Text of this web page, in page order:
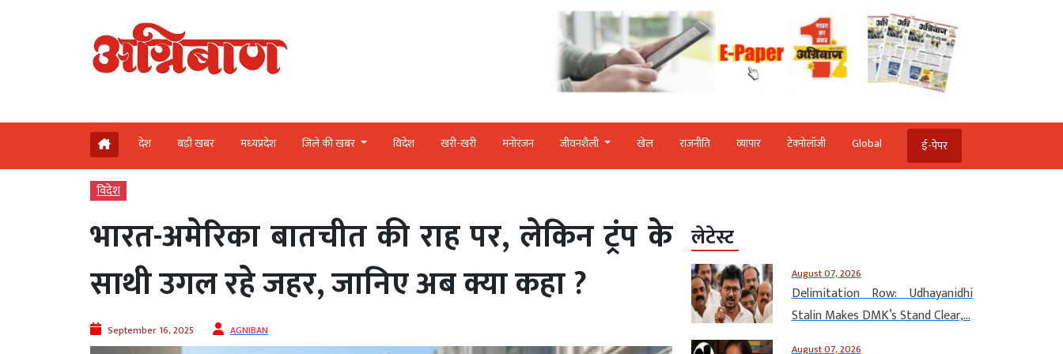
देश बड़ी खबर मध्‍यप्रदेश जिले की खबर विदेश खरी-खरी मनोरंजन जीवनशैली खेल राजनीति व्‍यापार टेक्‍नोलॉजी Global ई-पेपर
विदेश
भारत-अमेरिका बातचीत की राह पर, लेकिन ट्रंप के
साथी उगल रहे जहर, जानिए अब क्या कहा ?
September 16, 2025 AGNIBAN
लेटेस्ट
August 07, 2026
Delimitation Row: Udhayanidhi
Stalin Makes DMK’s Stand Clear,...
August 07, 2026